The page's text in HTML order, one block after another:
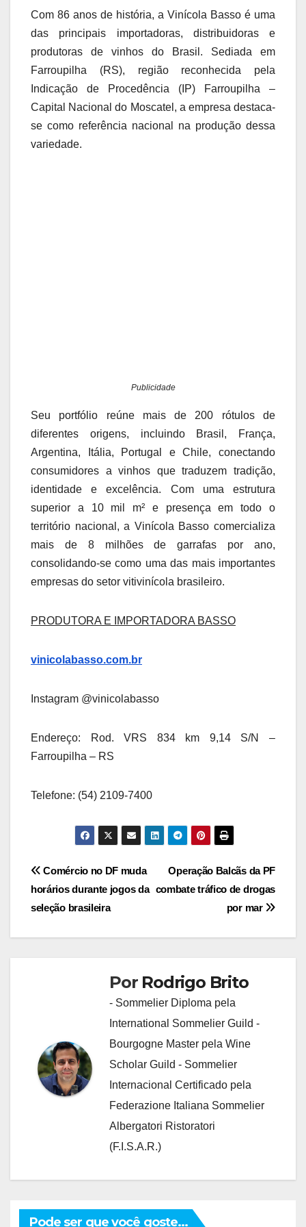
Com 86 anos de história, a Vinícola Basso é uma
das principais importadoras, distribuidoras e
produtoras de vinhos do Brasil. Sediada em
Farroupilha (RS), região reconhecida pela
Indicação de Procedência (IP) Farroupilha –
Capital Nacional do Moscatel, a empresa destaca-
se como referência nacional na produção dessa
variedade.
Publicidade
Seu portfólio reúne mais de 200 rótulos de
diferentes origens, incluindo Brasil, França,
Argentina, Itália, Portugal e Chile, conectando
consumidores a vinhos que traduzem tradição,
identidade e excelência. Com uma estrutura
superior a 10 mil m² e presença em todo o
território nacional, a Vinícola Basso comercializa
mais de 8 milhões de garrafas por ano,
consolidando-se como uma das mais importantes
empresas do setor vitivinícola brasileiro.
PRODUTORA E IMPORTADORA BASSO
vinicolabasso.com.br
Instagram @vinicolabasso
Endereço: Rod. VRS 834 km 9,14 S/N –
Farroupilha – RS
Telefone: (54) 2109-7400
Navegação
de
Post
Operação Balcãs da PF
combate tráfico de drogas
por mar
Comércio no DF muda
horários durante jogos da
seleção brasileira
Por Rodrigo Brito
- Sommelier Diploma pela
International Sommelier Guild -
Bourgogne Master pela Wine
Scholar Guild - Sommelier
Internacional Certificado pela
Federazione Italiana Sommelier
Albergatori Ristoratori
(F.I.S.A.R.)
Pode ser que você goste...